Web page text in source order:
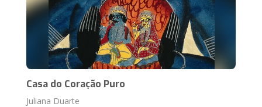
Casa do Coração Puro
Juliana Duarte